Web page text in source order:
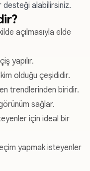
desteği alabilirsiniz.
açılmasıyla elde
yapılır.
olduğu çeşididir.
trendlerinden biridir.
sağlar.
için ideal bir
yapmak isteyenler